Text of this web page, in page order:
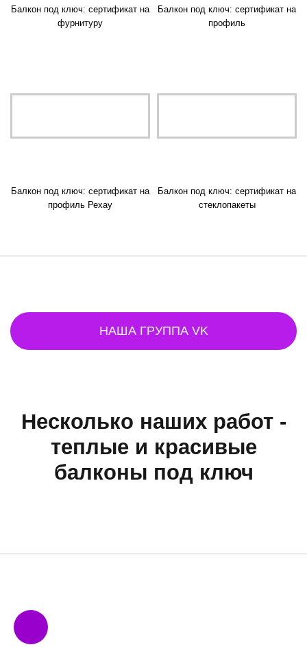
Балкон под ключ: сертификат на
фурнитуру
Балкон под ключ: сертификат на
профиль
Балкон под ключ: сертификат на
профиль Рехау
Балкон под ключ: сертификат на
стеклопакеты
НАША ГРУППА VK
Несколько наших работ -
теплые и красивые
балконы под ключ